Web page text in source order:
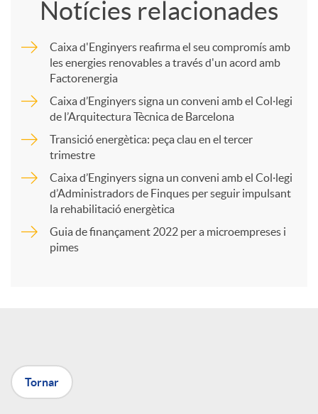
m
r
X
Notícies relacionades
Caixa d'Enginyers reafirma el seu compromís amb
les energies renovables a través d'un acord amb
Factorenergia
Caixa d’Enginyers signa un conveni amb el Col·legi
de l’Arquitectura Tècnica de Barcelona
Transició energètica: peça clau en el tercer
trimestre
Caixa d’Enginyers signa un conveni amb el Col·legi
d’Administradors de Finques per seguir impulsant
la rehabilitació energètica
Guia de finançament 2022 per a microempreses i
pimes
Tornar